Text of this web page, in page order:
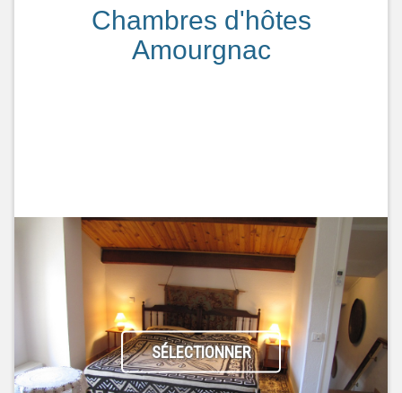
Chambres d'hôtes
Amourgnac
SÉLECTIONNER